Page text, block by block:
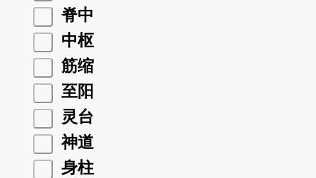
脊中
中枢
筋缩
至阳
灵台
神道
身柱